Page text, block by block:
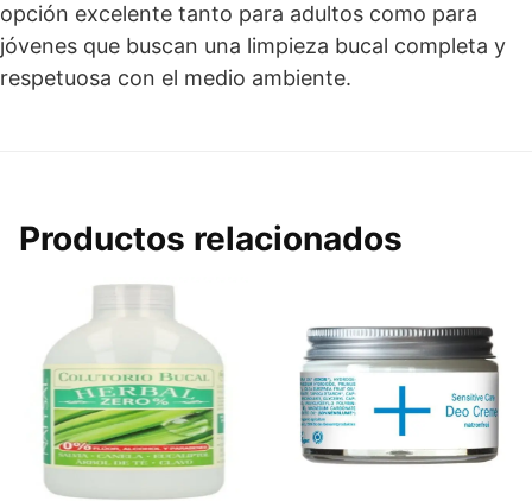
opción excelente tanto para adultos como para
jóvenes que buscan una limpieza bucal completa y
respetuosa con el medio ambiente.
Productos relacionados